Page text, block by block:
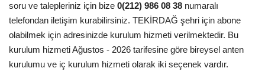
soru ve talepleriniz için bize 0(212) 986 08 38 numaralı
telefondan iletişim kurabilirsiniz. TEKİRDAĞ şehri için abone
olabilmek için adresinizde kurulum hizmeti verilmektedir. Bu
kurulum hizmeti Ağustos - 2026 tarifesine göre bireysel anten
kurulumu ve iç kurulum hizmeti olarak iki seçenek vardır.